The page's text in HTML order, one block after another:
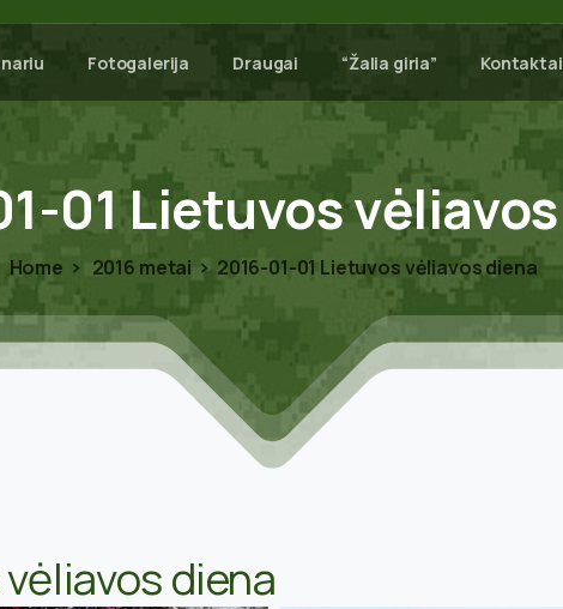
Fotogalerija Draugai “Žalia giria” Kontaktai
01 Lietuvosvėliavos
Home 2016 metai 2016-01-01 Lietuvos vėliavos diena
diena